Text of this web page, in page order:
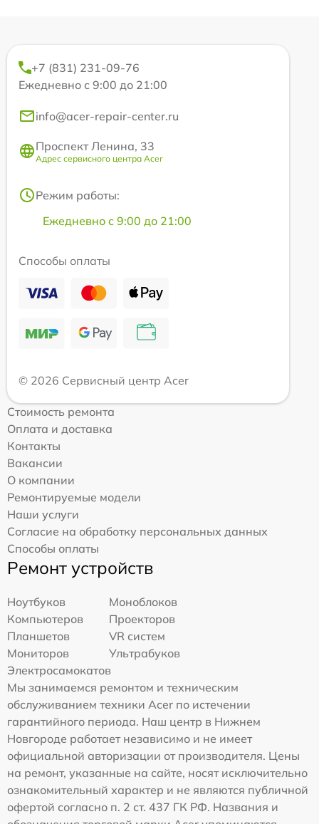
+7 (831) 231-09-76
Ежедневно с 9:00 до 21:00
info@acer-repair-center.ru
Проспект Ленина, 33
Адрес сервисного центра Acer
Режим работы:
Ежедневно с 9:00 до 21:00
Способы оплаты
© 2026 Сервисный центр Acer
Стоимость ремонта
Оплата и доставка
Контакты
Вакансии
О компании
Ремонтируемые модели
Наши услуги
Согласие на обработку персональных данных
Способы оплаты
Ремонт устройств
Ноутбуков
Моноблоков
Компьютеров
Проекторов
Планшетов
VR систем
Мониторов
Ультрабуков
Электросамокатов
Мы занимаемся ремонтом и техническим
обслуживанием техники Acer по истечении
гарантийного периода. Наш центр в Нижнем
Новгороде работает независимо и не имеет
официальной авторизации от производителя. Цены
на ремонт, указанные на сайте, носят исключительно
ознакомительный характер и не являются публичной
офертой согласно п. 2 ст. 437 ГК РФ. Названия и